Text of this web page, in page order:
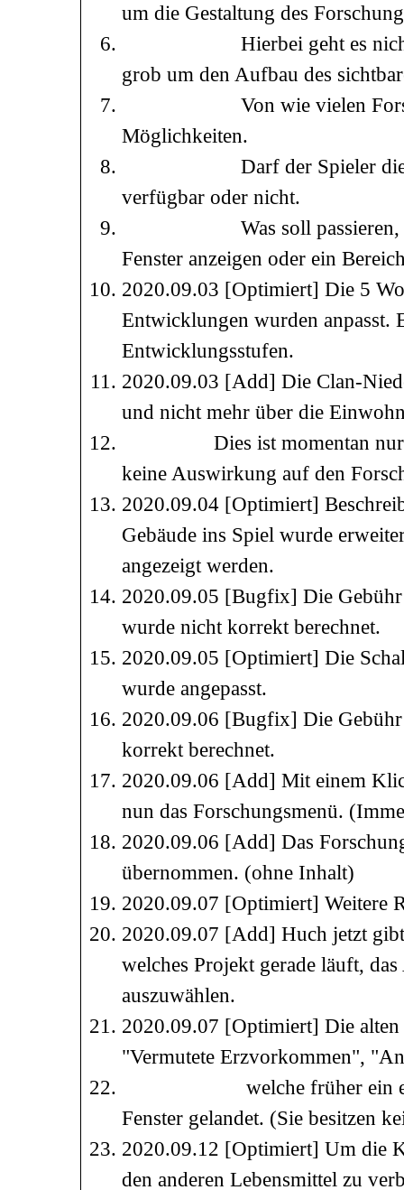
um die Gestaltung des
Hierbei geht es nicht um
grob um den Aufbau des
Von wie vielen
Möglichkeiten.
Darf der Spieler diese
verfügbar oder nicht.
Was soll passieren, wenn
Fenster anzeigen oder ein
2020.09.03 [Optimiert] Die 5
Entwicklungen wurden anpasst.
Entwicklungsstufen.
2020.09.03 [Add] Die Clan-
und nicht mehr über die
Dies ist momentan nur ein
keine Auswirkung auf den
2020.09.04 [Optimiert]
Gebäude ins Spiel wurde
angezeigt werden.
2020.09.05 [Bugfix] Die Gebühr
wurde nicht korrekt berechnet.
2020.09.05 [Optimiert] Die
wurde angepasst.
2020.09.06 [Bugfix] Die
korrekt berechnet.
2020.09.06 [Add] Mit einem
nun das Forschungsmenü.
2020.09.06 [Add] Das
übernommen. (ohne Inhalt)
2020.09.07 [Optimiert] Weitere
2020.09.07 [Add] Huch jetzt
welches Projekt gerade läuft,
auszuwählen.
2020.09.07 [Optimiert] Die
"Vermutete Erzvorkommen",
welche früher ein
Fenster gelandet. (Sie besitzen
2020.09.12 [Optimiert] Um die
den anderen Lebensmittel zu